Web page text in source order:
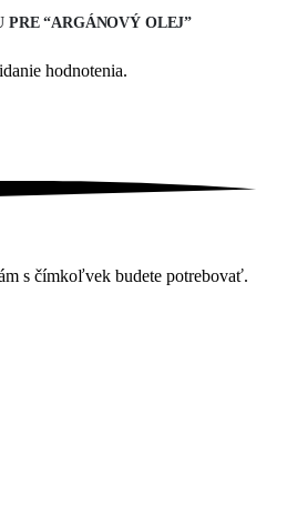
PRE “ARGÁNOVÝ OLEJ”
hodnotenia.
s čímkoľvek budete potrebovať.